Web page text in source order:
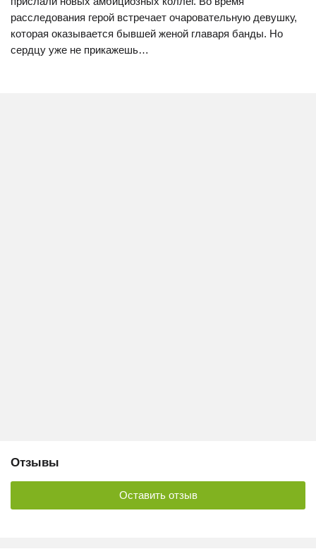
расследования герой встречает очаровательную девушку,
которая оказывается бывшей женой главаря банды. Но
сердцу уже не прикажешь…
Отзывы
Оставить отзыв